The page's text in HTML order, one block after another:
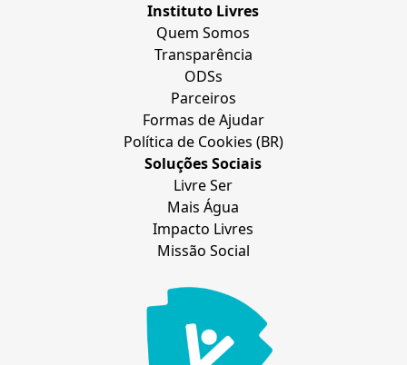
Instituto Livres
Quem Somos
Transparência
ODSs
Parceiros
Formas de Ajudar
Política de Cookies (BR)
Soluções Sociais
Livre Ser
Mais Água
Impacto Livres
Missão Social